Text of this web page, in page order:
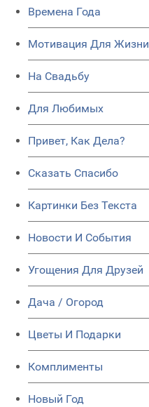
Времена Года
Мотивация Для Жизни
На Свадьбу
Для Любимых
Привет, Как Дела?
Сказать Спасибо
Картинки Без Текста
Новости И События
Угощения Для Друзей
Дача / Огород
Цветы И Подарки
Комплименты
Новый Год